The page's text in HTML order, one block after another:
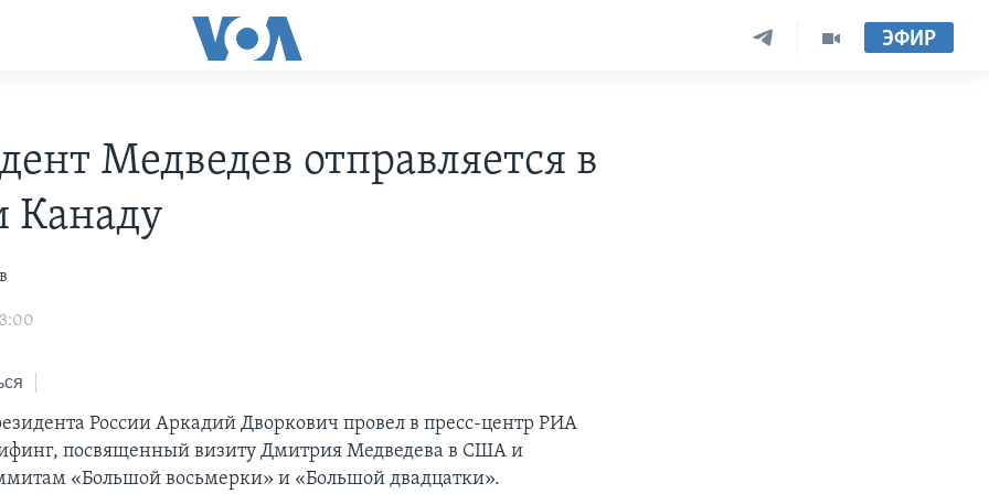
ЭФИР
Медведев отправляется в
России Аркадий Дворкович провел в пресс-центр РИА
посвященный визиту Дмитрия Медведева в США и
«Большой восьмерки» и «Большой двадцатки».